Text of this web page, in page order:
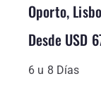
Oporto,
Desde USD
6 u 8 Días